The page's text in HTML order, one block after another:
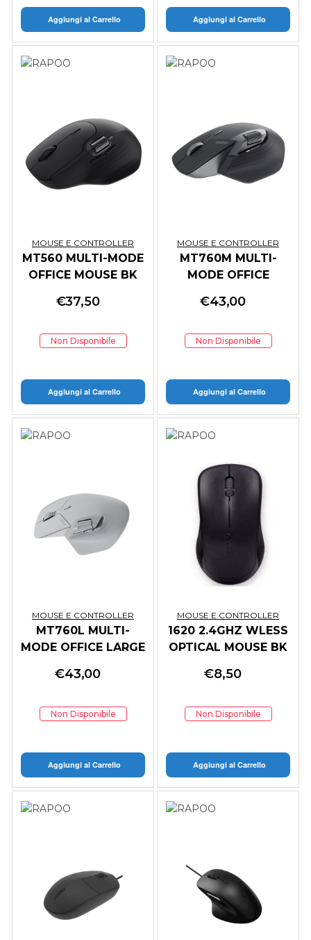
Aggiungi al Carrello Aggiungi al Carrello
MOUSE E CONTROLLER
MT560 MULTI-MODE
OFFICE MOUSE BK
€37,50
Non Disponibile
Aggiungi al Carrello
MOUSE E CONTROLLER
MT760M MULTI-
MODE OFFICE
MOUSE GREY BK
€43,00
Non Disponibile
Aggiungi al Carrello
MOUSE E CONTROLLER
MT760L MULTI-
MODE OFFICE LARGE
WH
€43,00
Non Disponibile
Aggiungi al Carrello
MOUSE E CONTROLLER
1620 2.4GHZ WLESS
OPTICAL MOUSE BK
€8,50
Non Disponibile
Aggiungi al Carrello